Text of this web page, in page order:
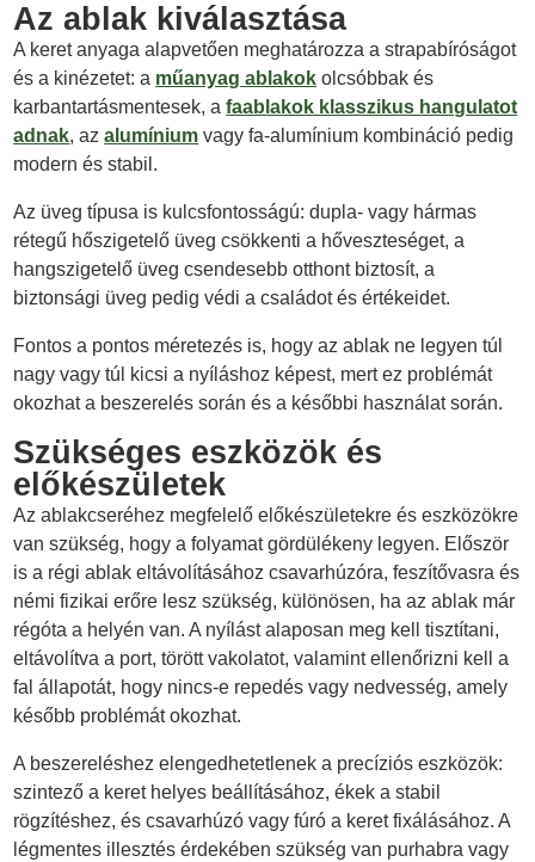
Az ablak kiválasztása
A keret anyaga alapvetően meghatározza a strapabíróságot
és a kinézetet: a műanyag ablakok olcsóbbak és
karbantartásmentesek, afaablakok klasszikus hangulatot
adnak, azalumínium vagy fa-alumínium kombináció pedig
modern és stabil.
Az üveg típusa is kulcsfontosságú: dupla- vagy hármas
rétegű hőszigetelő üveg csökkenti a hőveszteséget, a
hangszigetelő üveg csendesebb otthont biztosít, a
biztonsági üveg pedig védi a családot és értékeidet.
Fontos a pontos méretezés is, hogy az ablak ne legyen túl
nagy vagy túl kicsi a nyíláshoz képest, mert ez problémát
okozhat a beszerelés során és a későbbi használat során.
Szükséges eszközök és
előkészületek
Az ablakcseréhez megfelelő előkészületekre és eszközökre
van szükség, hogy a folyamat gördülékeny legyen. Először
is a régi ablak eltávolításához csavarhúzóra, feszítővasra és
némi fizikai erőre lesz szükség, különösen, ha az ablak már
régóta a helyén van. A nyílást alaposan meg kell tisztítani,
eltávolítva a port, törött vakolatot, valamint ellenőrizni kell a
fal állapotát, hogy nincs-e repedés vagy nedvesség, amely
később problémát okozhat.
A beszereléshez elengedhetetlenek a precíziós eszközök:
szintező a keret helyes beállításához, ékek a stabil
rögzítéshez, és csavarhúzó vagy fúró a keret fixálásához. A
légmentes illesztés érdekében szükség van purhabra vagy